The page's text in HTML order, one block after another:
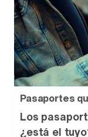
Pasaportes
Los
¿está el